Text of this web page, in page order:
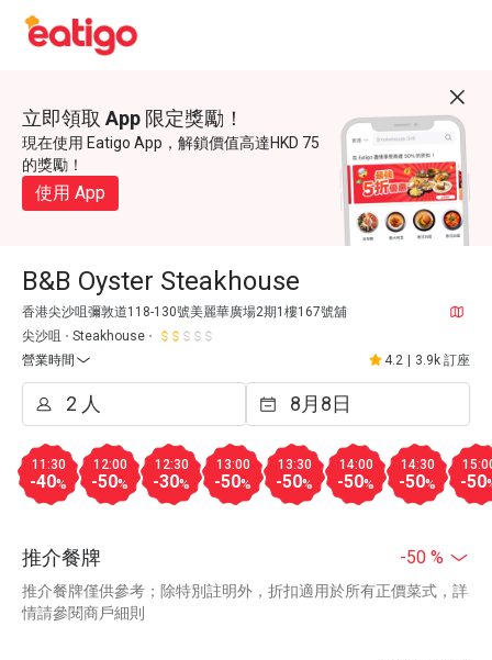
立即領取 App 限定獎勵！
現在使用 Eatigo App，解鎖價值高達HKD 75
的獎勵！
使用 App
B&B Oyster Steakhouse
香港尖沙咀彌敦道118-130號美麗華廣場2期1樓167號舖
尖沙咀
Steakhouse
營業時間
4.2 3.9k 訂座
11:30
-40%
12:00
-50%
12:30
-30%
13:00
-50%
13:30
-50%
14:00
-50%
14:30
-50% -50
推介餐牌 -50 %
推介餐牌僅供參考；除特別註明外，折扣適用於所有正價菜式，詳
情請參閱商戶細則